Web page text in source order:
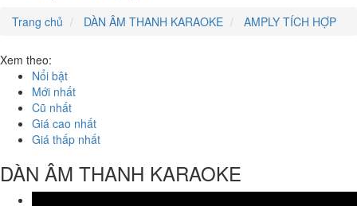
Trang chủ
DÀN ÂM THANH KARAOKE AMPLY TÍCH HỢP
Xem theo:
Nổi bật
Mới nhất
Cũ nhất
Giá cao nhất
Giá thấp nhất
DÀN ÂM THANH KARAOKE